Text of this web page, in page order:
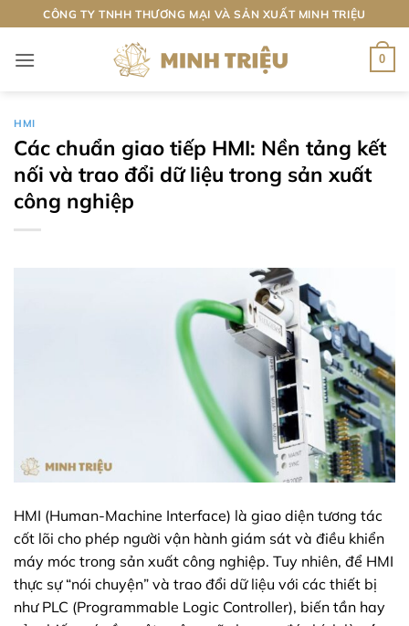
qua
nội
CÔNG TY TNHH THƯƠNG MẠI VÀ SẢN XUẤT MINH TRIỆU
0
HMI
Các chuẩn giao tiếp HMI: Nền tảng kết
nối và trao đổi dữ liệu trong sản xuất
công nghiệp
HMI (Human-Machine Interface) là giao diện tương tác
cốt lõi cho phép người vận hành giám sát và điều khiển
máy móc trong sản xuất công nghiệp. Tuy nhiên, để HMI
thực sự “nói chuyện” và trao đổi dữ liệu với các thiết bị
như PLC (Programmable Logic Controller), biến tần hay